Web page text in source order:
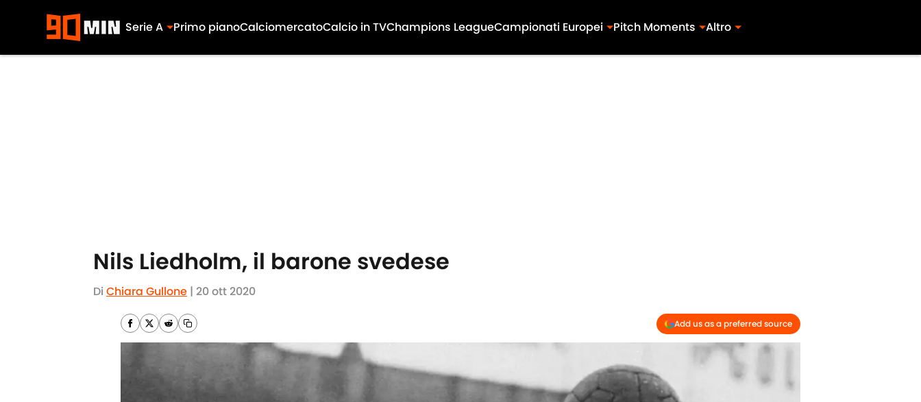
Serie A Primo pianoCalciomercatoCalcio in TVChampions LeagueCampionati Europei Pitch Moments Altro
Nils Liedholm, il barone svedese
Di Chiara Gullone | 20 ott 2020
Add us as a preferred source